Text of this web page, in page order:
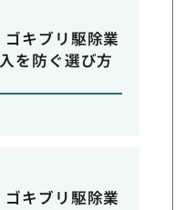
キブリ駆除業
を防ぐ選び方
キブリ駆除業